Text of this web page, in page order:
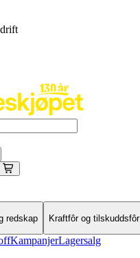
redskap Kraftfôr og tilskuddsfôr
KampanjerLagersalg